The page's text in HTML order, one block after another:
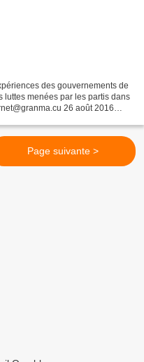
des gouvernements de
luttes menées par les partis dans
26 août 2016
Page suivante >